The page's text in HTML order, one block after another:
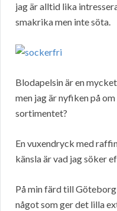
jag är alltid lika
smakrika men inte söta.
Blodapelsin är en
men jag är nyfiken på
sortimentet?
En vuxendryck med
känsla är vad jag söker
På min färd till
något som ger det lilla